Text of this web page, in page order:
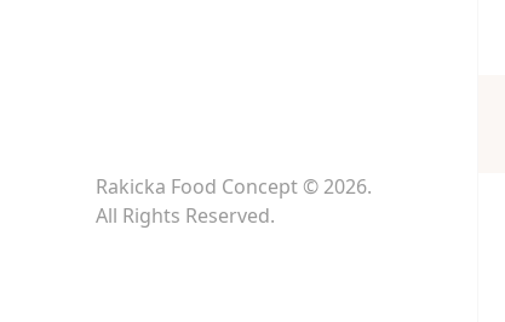
Rakicka Food Concept © 2026.
All Rights Reserved.